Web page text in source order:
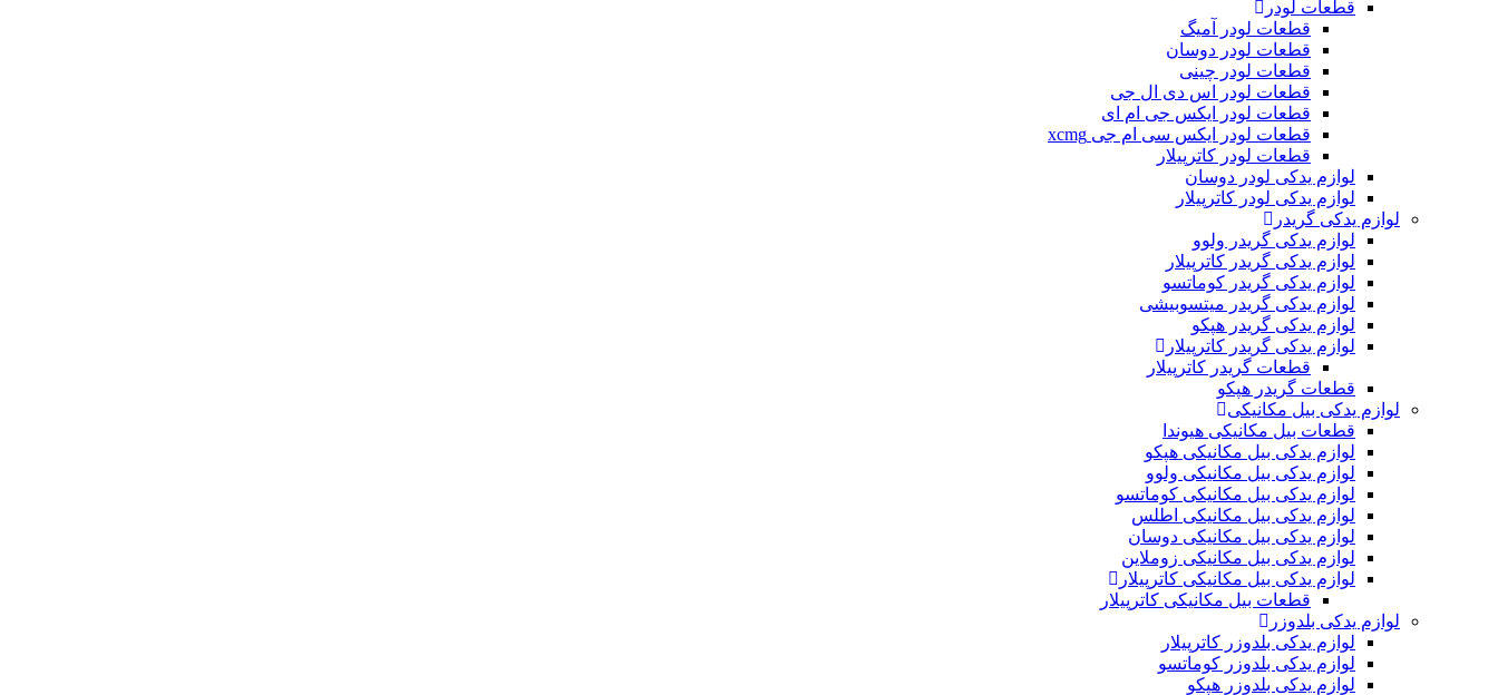
قطعات لودر
قطعات لودر آمیگ
قطعات لودر دوسان
قطعات لودر چینی
قطعات لودر اس دی ال جی
قطعات لودر ایکس جی ام ای
قطعات لودر ایکس سی ام جی xcmg
قطعات لودر کاترپیلار
لوازم یدکی لودر دوسان
لوازم یدکی لودر کاترپیلار
لوازم یدکی گریدر
لوازم یدکی گریدر ولوو
لوازم یدکی گریدر کاترپیلار
لوازم یدکی گریدر کوماتسو
لوازم یدکی گریدر میتسوبیشی
لوازم یدکی گریدر هپکو
لوازم یدکی گریدر کاترپیلار
قطعات گریدر کاترپیلار
قطعات گریدر هپکو
لوازم یدکی بیل مکانیکی
قطعات بیل مکانیکی هیوندا
لوازم یدکی بیل مکانیکی هپکو
لوازم یدکی بیل مکانیکی ولوو
لوازم یدکی بیل مکانیکی کوماتسو
لوازم یدکی بیل مکانیکی اطلس
لوازم یدکی بیل مکانیکی دوسان
لوازم یدکی بیل مکانیکی زوملاین
لوازم یدکی بیل مکانیکی کاترپیلار
قطعات بیل مکانیکی کاترپیلار
لوازم یدکی بلدوزر
لوازم یدکی بلدوزر کاترپیلار
لوازم یدکی بلدوزر کوماتسو
لوازم یدکی بلدوزر هپکو